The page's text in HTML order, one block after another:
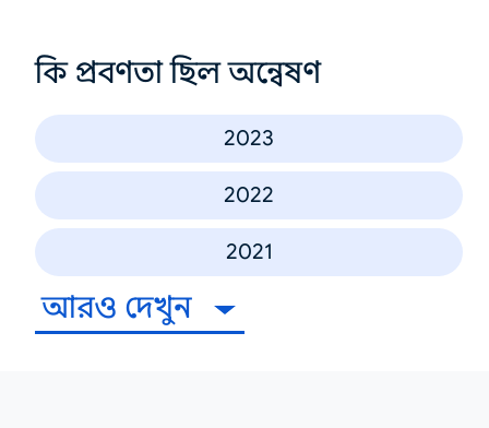
কি প্রবণতা ছিল অন্বেষণ
2023
2022
2021
আরও দেখুন